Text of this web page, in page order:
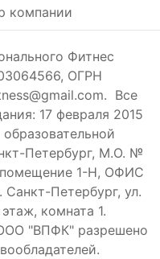
компании
Фитнес
ОГРН
Все
17 февраля 2015
Петербург, М.О. №
помещение 1-Н, ОФИС
Петербург, ул.
комната 1.
"ВПФК" разрешено